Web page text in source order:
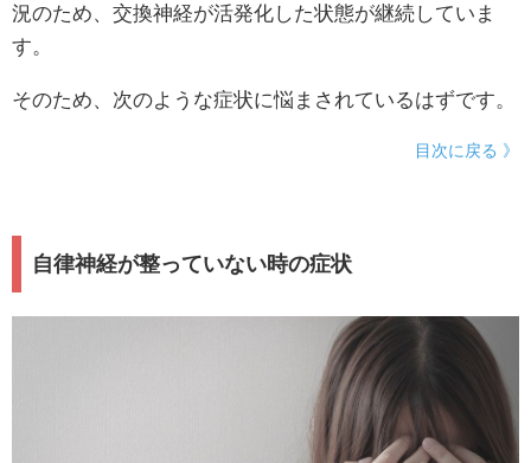
況のため、交換神経が活発化した状態が継続していま
す。
そのため、次のような症状に悩まされているはずです。
目次に戻る 》
自律神経が整っていない時の症状